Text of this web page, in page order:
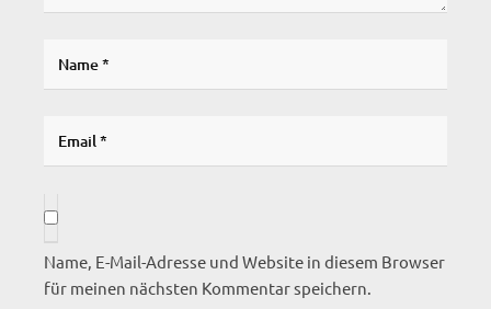
Name, E-Mail-Adresse und Website in diesem Browser
für meinen nächsten Kommentar speichern.